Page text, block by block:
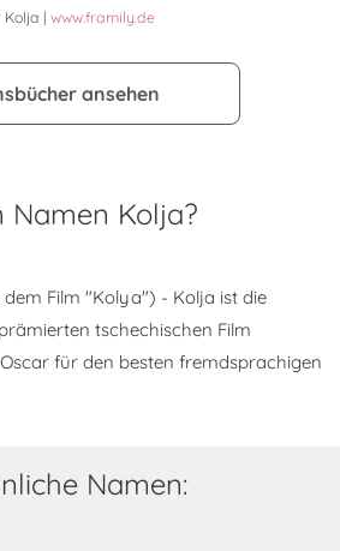
| www.framily.de
ansehen
Kolja?
Film "Kolya") - Kolja ist die
tschechischen Film
für den besten fremdsprachigen
Namen: